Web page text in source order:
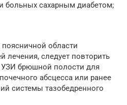
больных сахарным диабетом;
области
лечения, следует повторить
брюшной полости для
абсцесса или ранее
системы тазобедренного